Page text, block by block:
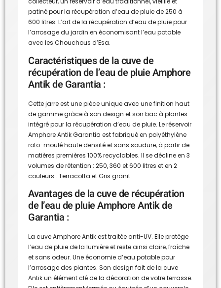
patiné pour la récupération d’eau de pluie de 250 à
600 litres. L’art de la récupération d’eau de pluie pour
l’arrosage du jardin en économisant l’eau potable
avec les Chouchous d’Esa.
Caractéristiques de la cuve de
récupération de l’eau de pluie Amphore
Antik de Garantia :
Cette jarre est une pièce unique avec une finition haut
de gamme grâce à son design et son bac à plantes
intégré pour la récupération d’eau de pluie. Le réservoir
Amphore Antik Garantia est fabriqué en polyéthylène
roto-moulé haute densité et sans soudure, à partir de
matières premières 100% recyclables. Il se décline en 3
volumes de rétention : 250, 360 et 600 litres et en 2
couleurs : Terracotta et Gris granit.
Avantages de la cuve de récupération
de l’eau de pluie Amphore Antik de
Garantia :
La cuve Amphore Antik est traitée anti-UV. Elle protège
l’eau de pluie de la lumière et reste ainsi claire, fraîche
et sans odeur. Une économie d’eau potable pour
l’arrosage des plantes. Son design fait de la cuve
Antik un élément clé de la décoration de votre terrasse.